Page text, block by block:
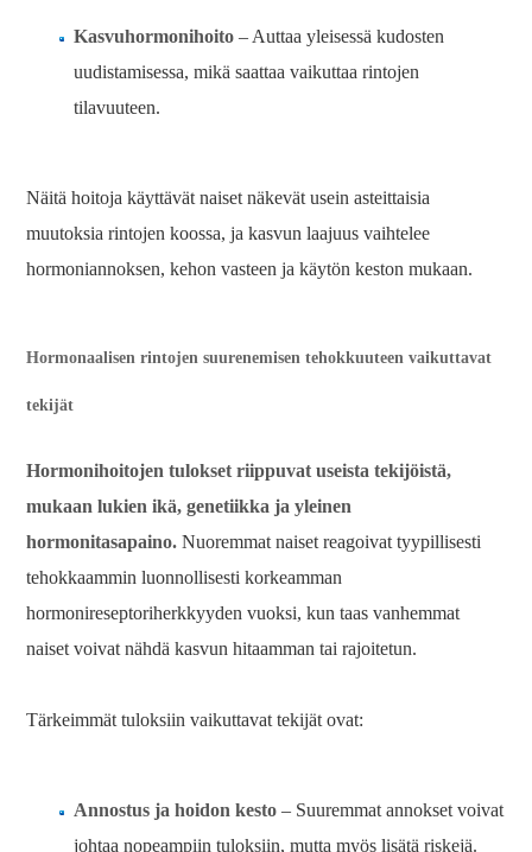
Kasvuhormonihoito – Auttaa yleisessä kudosten
uudistamisessa, mikä saattaa vaikuttaa rintojen
tilavuuteen.
Näitä hoitoja käyttävät naiset näkevät usein asteittaisia ​​
muutoksia rintojen koossa, ja kasvun laajuus vaihtelee
hormoniannoksen, kehon vasteen ja käytön keston mukaan.
Hormonaalisen rintojen suurenemisen tehokkuuteen vaikuttavat
tekijät
Hormonihoitojen tulokset riippuvat useista tekijöistä,
mukaan lukien ikä, genetiikka ja yleinen
hormonitasapaino. Nuoremmat naiset reagoivat tyypillisesti
tehokkaammin luonnollisesti korkeamman
hormonireseptoriherkkyyden vuoksi, kun taas vanhemmat
naiset voivat nähdä kasvun hitaamman tai rajoitetun.
Tärkeimmät tuloksiin vaikuttavat tekijät ovat:
Annostus ja hoidon kesto – Suuremmat annokset voivat
johtaa nopeampiin tuloksiin, mutta myös lisätä riskejä.